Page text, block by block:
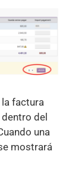
la factura
dentro del
una
mostrará